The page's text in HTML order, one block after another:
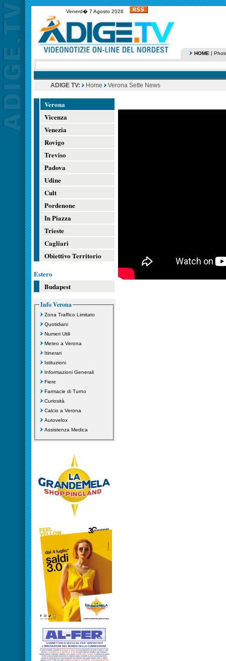
Venerd� 7 Agosto 2026
HOME |
ADIGE TV: Home Verona Sette News
Verona
Vicenza
Venezia
Rovigo
Treviso
Padova
Udine
Cult
Pordenone
In Piazza
Trieste
Cagliari
Obiettivo Territorio
Estero
Budapest
Info Verona
Zona Traffico Limitato
Quotidiani
Numeri Utili
Meteo a Verona
Itinerari
Istituzioni
Informazioni Generali
Fiere
Farmacie di Turno
Curiosità
Calcio a Verona
Autovelox
Assistenza Medica